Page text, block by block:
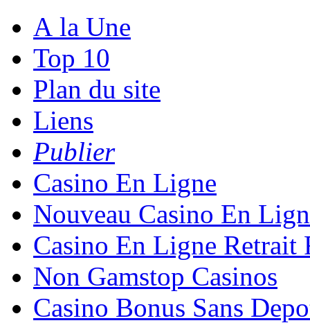
A la Une
Top 10
Plan du site
Liens
Publier
Casino En Ligne
Nouveau Casino En
Casino En Ligne Retrait
Non Gamstop Casinos
Casino Bonus Sans